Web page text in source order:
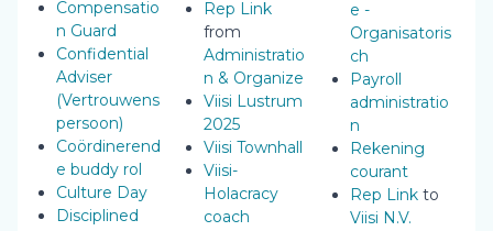
Compensatio
n Guard
Confidential
Adviser
(Vertrouwens
persoon)
Coördinerend
e buddy rol
Culture Day
Disciplined
Rep Link
from
Administratio
n & Organize
Viisi Lustrum
2025
Viisi Townhall
Viisi-
Holacracy
coach
e -
Organisatoris
ch
Payroll
administratio
n
Rekening
courant
Rep Linkto
Viisi N.V.